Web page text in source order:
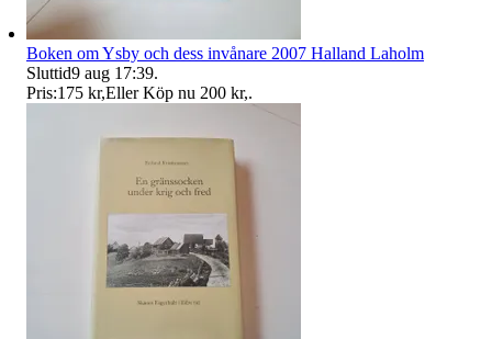
Boken om Ysby och dess invånare 2007 Halland Laholm
Sluttid9 aug 17:39.
Pris:175 kr,Eller Köp nu 200 kr,.